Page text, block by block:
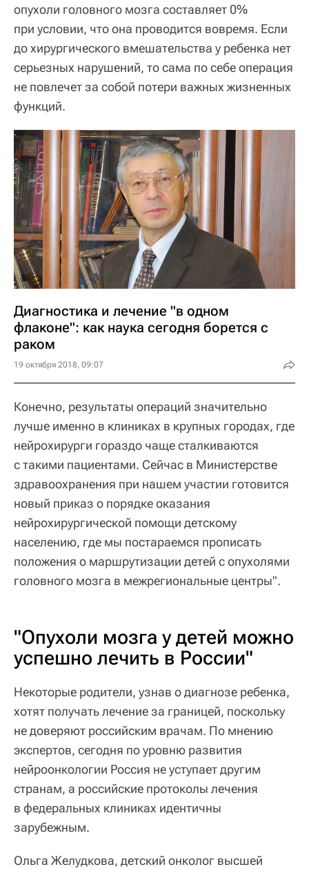
опухоли головного мозга составляет 0%
при условии, что она проводится вовремя. Если
до хирургического вмешательства у ребенка нет
серьезных нарушений, то сама по себе операция
не повлечет за собой потери важных жизненных
функций.
Диагностика и лечение "в одном
флаконе": как наука сегодня борется с
раком
19 октября 2018, 09:07
Конечно, результаты операций значительно
лучше именно в клиниках в крупных городах, где
нейрохирурги гораздо чаще сталкиваются
с такими пациентами. Сейчас в Министерстве
здравоохранения при нашем участии готовится
новый приказ о порядке оказания
нейрохирургической помощи детскому
населению, где мы постараемся прописать
положения о маршрутизации детей с опухолями
головного мозга в межрегиональные центры".
"Опухоли мозга у детей можно
успешно лечить в России"
Некоторые родители, узнав о диагнозе ребенка,
хотят получать лечение за границей, поскольку
не доверяют российским врачам. По мнению
экспертов, сегодня по уровню развития
нейроонкологии Россия не уступает другим
странам, а российские протоколы лечения
в федеральных клиниках идентичны
зарубежным.
Ольга Желудкова, детский онколог высшей